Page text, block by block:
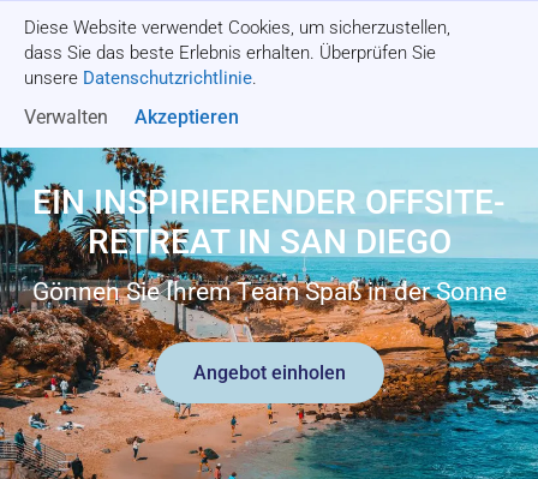
Diese Website verwendet Cookies, um sicherzustellen,
dass Sie das beste Erlebnis erhalten. Überprüfen Sie
unsere Datenschutzrichtlinie.
Verwalten Akzeptieren
Angebot einholen
EIN INSPIRIERENDER OFFSITE-
RETREAT IN SAN DIEGO
Gönnen Sie Ihrem Team Spaß in der Sonne
Angebot einholen